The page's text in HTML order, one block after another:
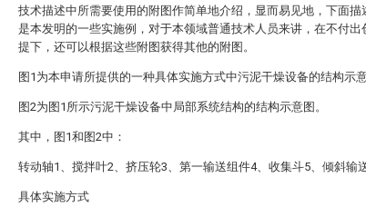
技术描述中所需要使用的附图作简单地介绍，显而易见地，下面描
是本发明的一些实施例，对于本领域普通技术人员来讲，在不付出
提下，还可以根据这些附图获得其他的附图。
图1为本申请所提供的一种具体实施方式中污泥干燥设备的结构示
图2为图1所示污泥干燥设备中局部系统结构的结构示意图。
其中，图1和图2中：
转动轴1、搅拌叶2、挤压轮3、第一输送组件4、收集斗5、倾斜输送
具体实施方式